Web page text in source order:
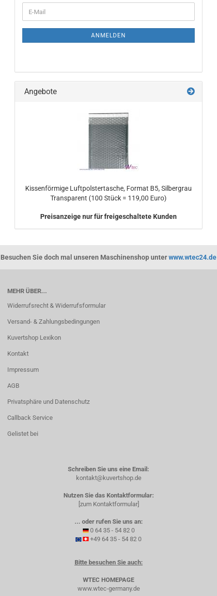
ZUR
E-
Mail
ANMELDEN
Angebote
Kissenförmige Luftpolstertasche, Format B5, Silbergrau
Transparent (100 Stück = 119,00 Euro)
Preisanzeige nur für freigeschaltete Kunden
Besuchen Sie doch mal unseren Maschinenshop unterwww.wtec24.de
MEHR ÜBER...
Widerrufsrecht & Widerrufsformular
Versand- & Zahlungsbedingungen
Kuvertshop Lexikon
Kontakt
Impressum
AGB
Privatsphäre und Datenschutz
Callback Service
Gelistet bei
Schreiben Sie uns eine Email:
kontakt@kuvertshop.de
Nutzen Sie das Kontaktformular:
[zum Kontaktformular]
... oder rufen Sie uns an:
0 64 35 - 54 82 0
+49 64 35 - 54 82 0
Bitte besuchen Sie auch:
WTEC HOMEPAGE
www.wtec-germany.de